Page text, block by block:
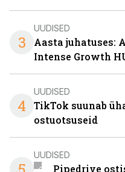
3
UUDISED
Aasta juhatuses:
Intense Growth
4
UUDISED
TikTok suunab
ostuotsuseid
UUDISED
Pipedrive